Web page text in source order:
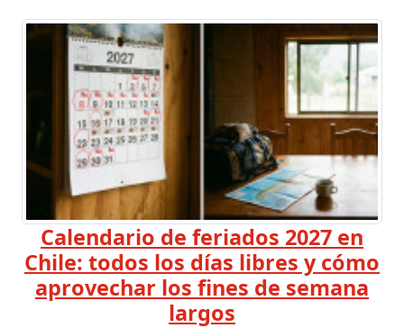
Calendario de feriados 2027 en
Chile: todos los días libres y cómo
aprovechar los fines de semana
largos